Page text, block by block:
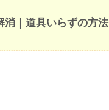
消｜道具いらずの方法